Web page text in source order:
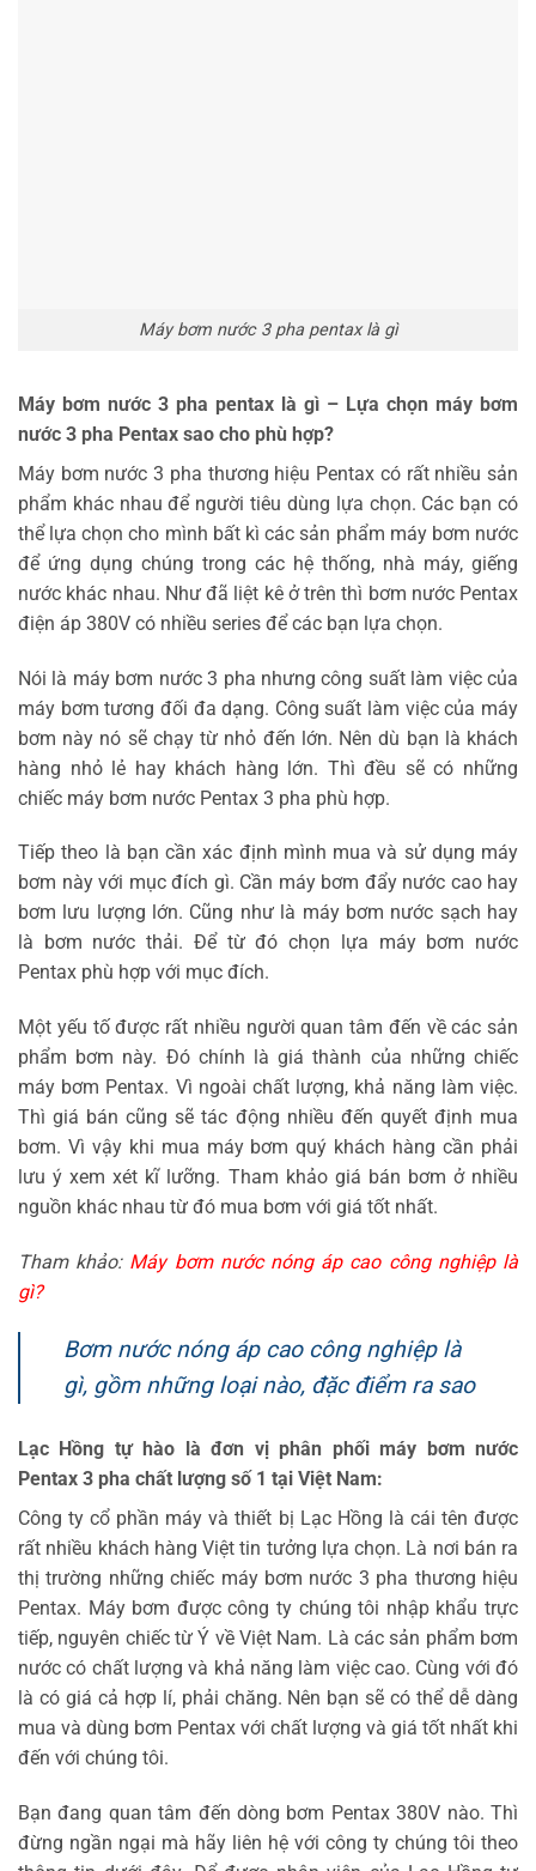
Máy bơm nước 3 pha pentax là gì
Máy bơm nước 3 pha pentax là gì – Lựa chọn máy bơm
nước 3 pha Pentax sao cho phù hợp?
Máy bơm nước 3 pha thương hiệu Pentax có rất nhiều sản
phẩm khác nhau để người tiêu dùng lựa chọn. Các bạn có
thể lựa chọn cho mình bất kì các sản phẩm máy bơm nước
để ứng dụng chúng trong các hệ thống, nhà máy, giếng
nước khác nhau. Như đã liệt kê ở trên thì bơm nước Pentax
điện áp 380V có nhiều series để các bạn lựa chọn.
Nói là máy bơm nước 3 pha nhưng công suất làm việc của
máy bơm tương đối đa dạng. Công suất làm việc của máy
bơm này nó sẽ chạy từ nhỏ đến lớn. Nên dù bạn là khách
hàng nhỏ lẻ hay khách hàng lớn. Thì đều sẽ có những
chiếc máy bơm nước Pentax 3 pha phù hợp.
Tiếp theo là bạn cần xác định mình mua và sử dụng máy
bơm này với mục đích gì. Cần máy bơm đẩy nước cao hay
bơm lưu lượng lớn. Cũng như là máy bơm nước sạch hay
là bơm nước thải. Để từ đó chọn lựa máy bơm nước
Pentax phù hợp với mục đích.
Một yếu tố được rất nhiều người quan tâm đến về các sản
phẩm bơm này. Đó chính là giá thành của những chiếc
máy bơm Pentax. Vì ngoài chất lượng, khả năng làm việc.
Thì giá bán cũng sẽ tác động nhiều đến quyết định mua
bơm. Vì vậy khi mua máy bơm quý khách hàng cần phải
lưu ý xem xét kĩ lưỡng. Tham khảo giá bán bơm ở nhiều
nguồn khác nhau từ đó mua bơm với giá tốt nhất.
Tham khảo: Máy bơm nước nóng áp cao công nghiệp là
gì?
Bơm nước nóng áp cao công nghiệp là
gì, gồm những loại nào, đặc điểm ra sao
Lạc Hồng tự hào là đơn vị phân phối máy bơm nước
Pentax 3 pha chất lượng số 1 tại Việt Nam:
Công ty cổ phần máy và thiết bị Lạc Hồng là cái tên được
rất nhiều khách hàng Việt tin tưởng lựa chọn. Là nơi bán ra
thị trường những chiếc máy bơm nước 3 pha thương hiệu
Pentax. Máy bơm được công ty chúng tôi nhập khẩu trực
tiếp, nguyên chiếc từ Ý về Việt Nam. Là các sản phẩm bơm
nước có chất lượng và khả năng làm việc cao. Cùng với đó
là có giá cả hợp lí, phải chăng. Nên bạn sẽ có thể dễ dàng
mua và dùng bơm Pentax với chất lượng và giá tốt nhất khi
đến với chúng tôi.
Bạn đang quan tâm đến dòng bơm Pentax 380V nào. Thì
đừng ngần ngại mà hãy liên hệ với công ty chúng tôi theo